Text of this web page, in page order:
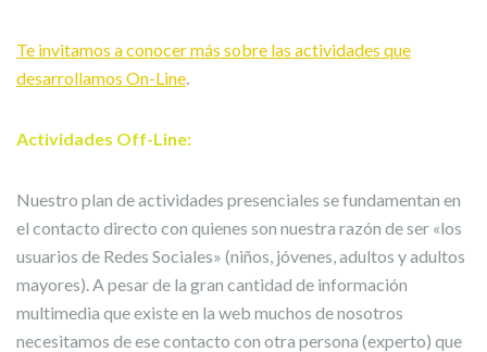
Te invitamos a conocer más sobre las actividades que
desarrollamos On-Line.
Actividades Off-Line:
Nuestro plan de actividades presenciales se fundamentan en
el contacto directo con quienes son nuestra razón de ser «los
usuarios de Redes Sociales» (niños, jóvenes, adultos y adultos
mayores). A pesar de la gran cantidad de información
multimedia que existe en la web muchos de nosotros
necesitamos de ese contacto con otra persona (experto) que